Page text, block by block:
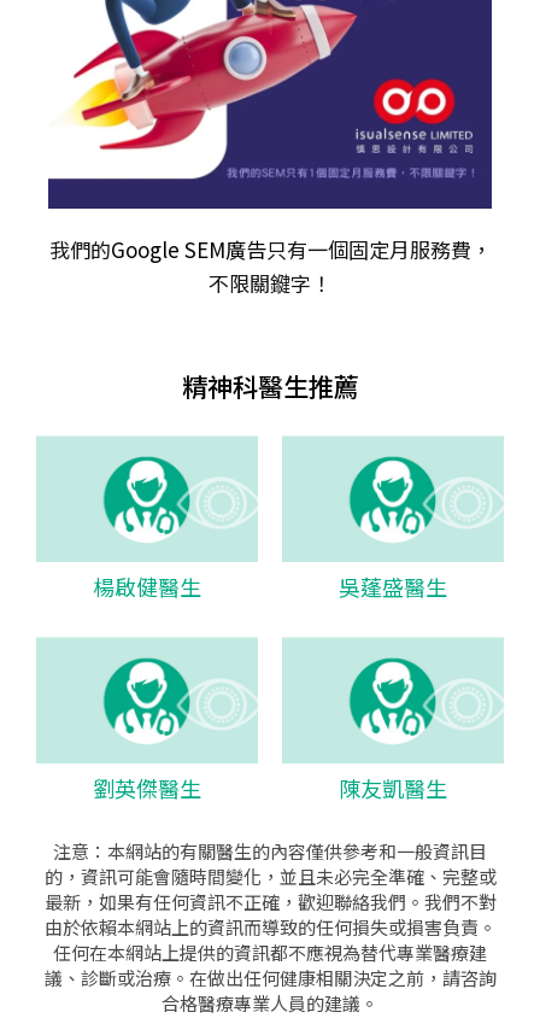
我們的Google SEM廣告只有一個固定月服務費，
不限關𨫡字！
精神科醫生推薦
楊啟健醫生 吳蓬盛醫生
劉英傑醫生 陳友凱醫生
注意：本網站的有關醫生的內容僅供參考和一般資訊目
的，資訊可能會隨時間變化，並且未必完全準確、完整或
最新，如果有任何資訊不正確，歡迎聯絡我們。我們不對
由於依賴本網站上的資訊而導致的任何損失或損害負責。
任何在本網站上提供的資訊都不應視為替代專業醫療建
議、診斷或治療。在做出任何健康相關決定之前，請咨詢
合格醫療專業人員的建議。